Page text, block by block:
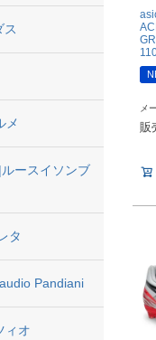
ゴールキ
サポータ
サッカー
サッカー
ボールア
サッカー
ス
メ
ースイソンブ
タ
Pandiani
ィオ
メ
販